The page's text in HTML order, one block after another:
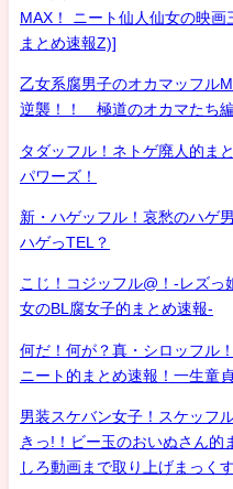
MAX！ ニート仙人仙女の映
まとめ速報Z)]
乙女系腐男子のオカマッフル
逆襲！！ 極道のオカマたち編
タダッフル！ネトゲ廃人的ま
パワーズ！
新・ハゲッフル！哀愁のハゲ
ハゲっTEL？
こじ！コジッフル@！-レズ
女のBL腐女子的まとめ速報-
何だ！何が？真・シロッフ
ニート的まとめ速報！一生童
男装スケバン女子！スケッフ
きっ!！ビー玉のおいぬさん
しろ動画まで取り上げまっくす